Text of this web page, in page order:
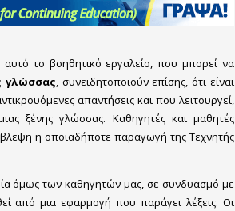
το βοηθητικό εργαλείο, που μπορεί να
γλώσσας, συνειδητοποιούν επίσης, ότι είναι
απαντήσεις και που λειτουργεί,
ξένης γλώσσας. Καθηγητές και μαθητές
η οποιαδήποτε παραγωγή της Τεχνητής
όμως των καθηγητών μας, σε συνδυασμό με
από μια εφαρμογή που παράγει λέξεις. Οι